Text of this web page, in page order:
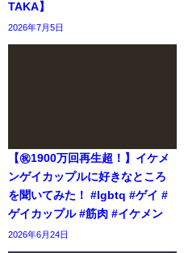
TAKA】
2026年7月5日
【㊗️1900万回再生超！】イケメ
ンゲイカップルに好きなところ
を聞いてみた！ #lgbtq #ゲイ #
ゲイカップル #筋肉 #イケメン
2026年6月24日